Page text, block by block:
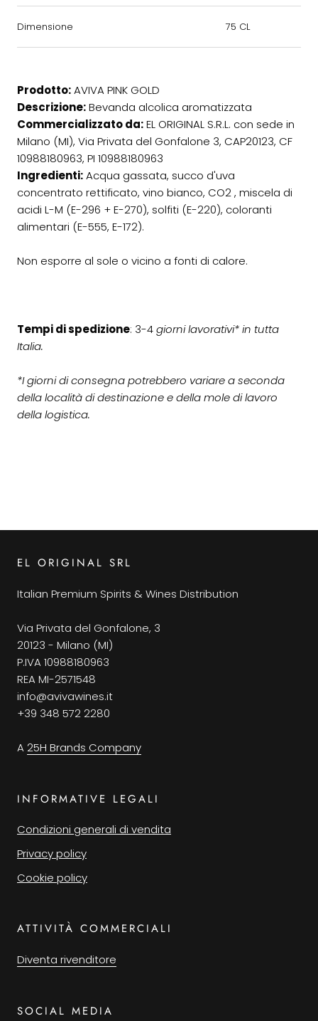
Dimensione 75 CL
Prodotto:AVIVA PINK GOLD
Descrizione:Bevanda alcolica aromatizzata
Commercializzato da:EL ORIGINAL S.R.L. con sede in
Milano (MI), Via Privata del Gonfalone 3, CAP20123, CF
10988180963, PI 10988180963
Ingredienti:Acqua gassata, succo d'uva
concentrato rettificato, vino bianco, CO2 , miscela di
acidi L-M (E-296 + E-270), solfiti (E-220), coloranti
alimentari (E-555, E-172).
Non esporre al sole o vicino a fonti di calore.
Tempi di spedizione: 3-4giorni lavorativi* in tutta
Italia.
*I giorni di consegna potrebbero variare a seconda
della località di destinazione e della mole di lavoro
della logistica.
EL ORIGINAL SRL
Italian Premium Spirits & Wines Distribution
Via Privata del Gonfalone, 3
20123 - Milano (MI)
P.IVA 10988180963
REA MI-2571548
info@avivawines.it
+39 348 572 2280
A 25H Brands Company
INFORMATIVE LEGALI
Condizioni generali di vendita
Privacy policy
Cookie policy
ATTIVITÀ COMMERCIALI
Diventa rivenditore
SOCIAL MEDIA